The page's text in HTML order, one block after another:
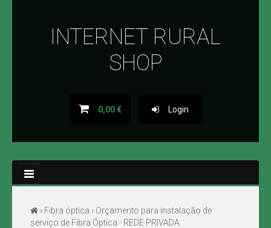
INTERNET RURAL
SHOP
0,00 € Login
CONTACTOS
› Fibra óptica › Orçamento para instalação de
serviço de Fibra Óptica - REDE PRIVADA